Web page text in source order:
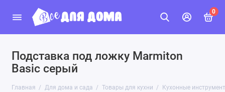
0
Подставка под ложку Marmiton
Basic серый
Главная Для дома и сада Товары для кухни Кухонные